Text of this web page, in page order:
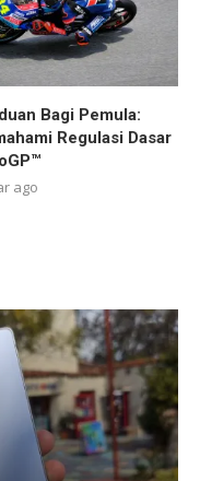
Bagi Pemula:
Regulasi Dasar
ago